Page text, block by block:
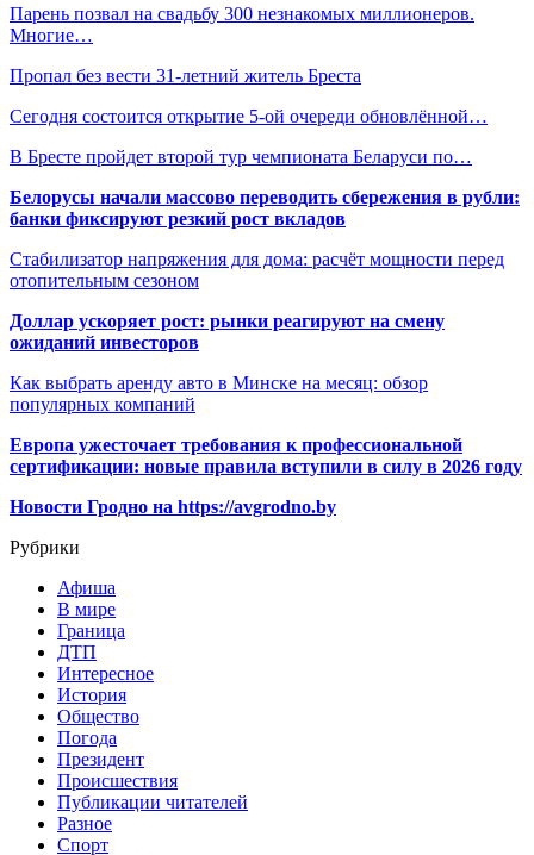
Парень позвал на свадьбу 300 незнакомых миллионеров.
Многие…
Пропал без вести 31-летний житель Бреста
Сегодня состоится открытие 5-ой очереди обновлённой…
В Бресте пройдет второй тур чемпионата Беларуси по…
Белорусы начали массово переводить сбережения в рубли:
банки фиксируют резкий рост вкладов
Стабилизатор напряжения для дома: расчёт мощности перед
отопительным сезоном
Доллар ускоряет рост: рынки реагируют на смену
ожиданий инвесторов
Как выбрать аренду авто в Минске на месяц: обзор
популярных компаний
Европа ужесточает требования к профессиональной
сертификации: новые правила вступили в силу в 2026 году
Новости Гродно на https://avgrodno.by
Рубрики
Афиша
В мире
Граница
ДТП
Интересное
История
Общество
Погода
Президент
Происшествия
Публикации читателей
Разное
Спорт